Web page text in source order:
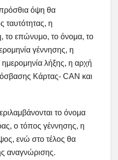
όψη θα
ταυτότητας, η
το επώνυμο, το όνομα, το
γέννησης, η
λήξης, η αρχή
Κάρτας- CAN και
το όνομα
ο τόπος γέννησης, η
ενώ στο τέλος θα
αναγνώρισης.